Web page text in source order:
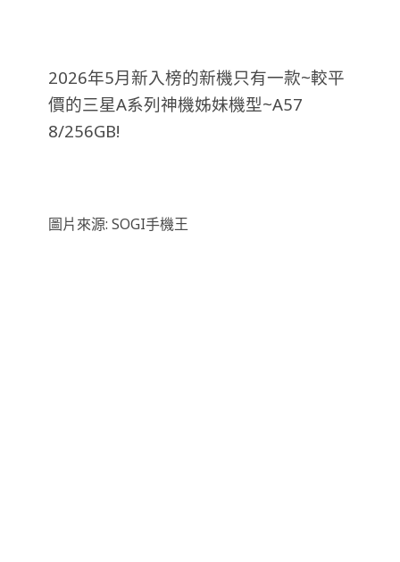
2026年5月新入榜的新機只有一款~較平
價的三星A系列神機姊妹機型~A57
8/256GB!
圖片來源: SOGI手機王